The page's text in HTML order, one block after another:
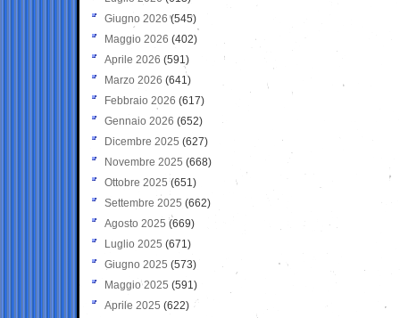
Giugno 2026 (545)
Maggio 2026 (402)
Aprile 2026 (591)
Marzo 2026 (641)
Febbraio 2026 (617)
Gennaio 2026 (652)
Dicembre 2025 (627)
Novembre 2025 (668)
Ottobre 2025 (651)
Settembre 2025 (662)
Agosto 2025 (669)
Luglio 2025 (671)
Giugno 2025 (573)
Maggio 2025 (591)
Aprile 2025 (622)